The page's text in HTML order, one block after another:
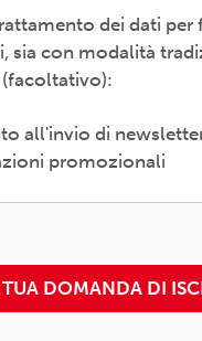
i dati a
autorità;
di supporto -es.
o
degli stessi,
presso il proprio
dei dati per
sia con modalità
all'invio di
promozionali
DOMANDA DI